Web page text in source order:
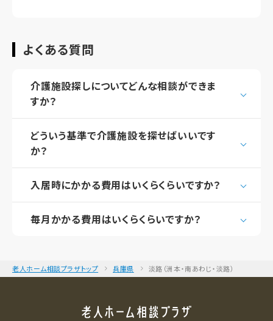
よくある質問
介護施設探しについてどんな相談ができま
すか？
どういう基準で介護施設を探せばいいです
か？
入居時にかかる費用はいくらくらいですか？
毎月かかる費用はいくらくらいですか？
老人ホーム相談プラザトップ 兵庫県 淡路（洲本・南あわじ・淡路）